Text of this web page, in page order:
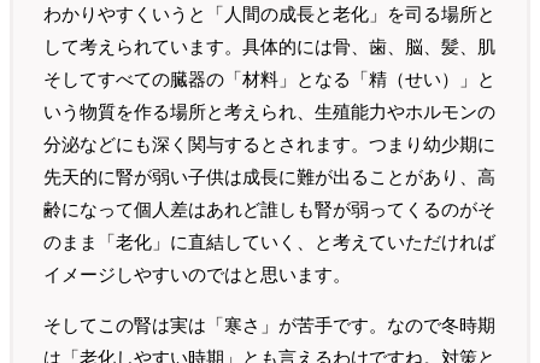
わかりやすくいうと「人間の成長と老化」を司る場所と
して考えられています。具体的には骨、歯、脳、髪、肌
そしてすべての臓器の「材料」となる「精（せい）」と
いう物質を作る場所と考えられ、生殖能力やホルモンの
分泌などにも深く関与するとされます。つまり幼少期に
先天的に腎が弱い子供は成長に難が出ることがあり、高
齢になって個人差はあれど誰しも腎が弱ってくるのがそ
のまま「老化」に直結していく、と考えていただければ
イメージしやすいのではと思います。
そしてこの腎は実は「寒さ」が苦手です。なので冬時期
は「老化しやすい時期」とも言えるわけですね。対策と